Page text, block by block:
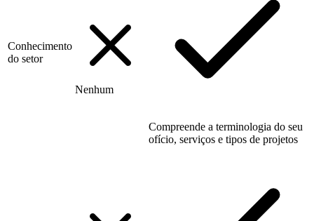
Conhecimento
do setor
Nenhum
Compreende a terminologia do seu
ofício, serviços e tipos de projetos